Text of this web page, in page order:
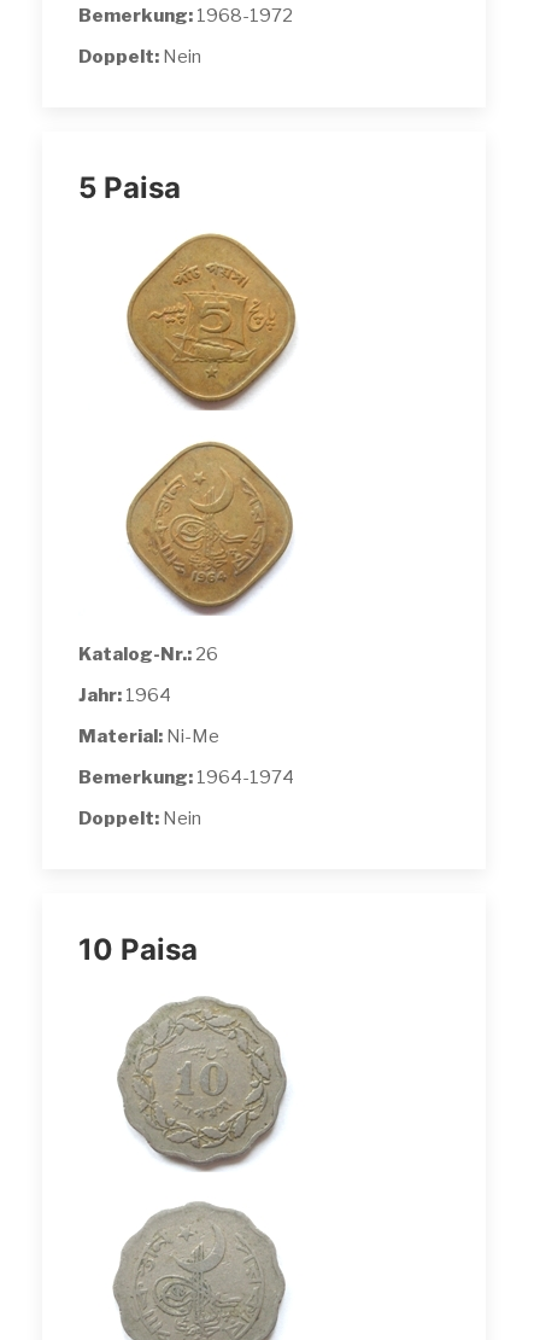
Bemerkung: 1968-1972
Doppelt: Nein
5 Paisa
Katalog-Nr.: 26
Jahr: 1964
Material: Ni-Me
Bemerkung: 1964-1974
Doppelt: Nein
10 Paisa